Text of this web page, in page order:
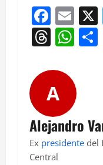
A
Alejandro
Ex presidente del
Central